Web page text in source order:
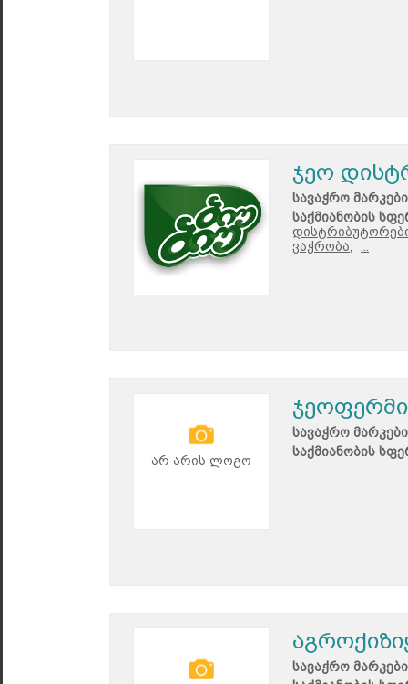
ჯეო
სავაჭრო
საქმიანობის
ვაჭრობა;
არ არის ლოგო
ჯეოფერმი
სავაჭრო
საქმიანობის
სავაჭრო